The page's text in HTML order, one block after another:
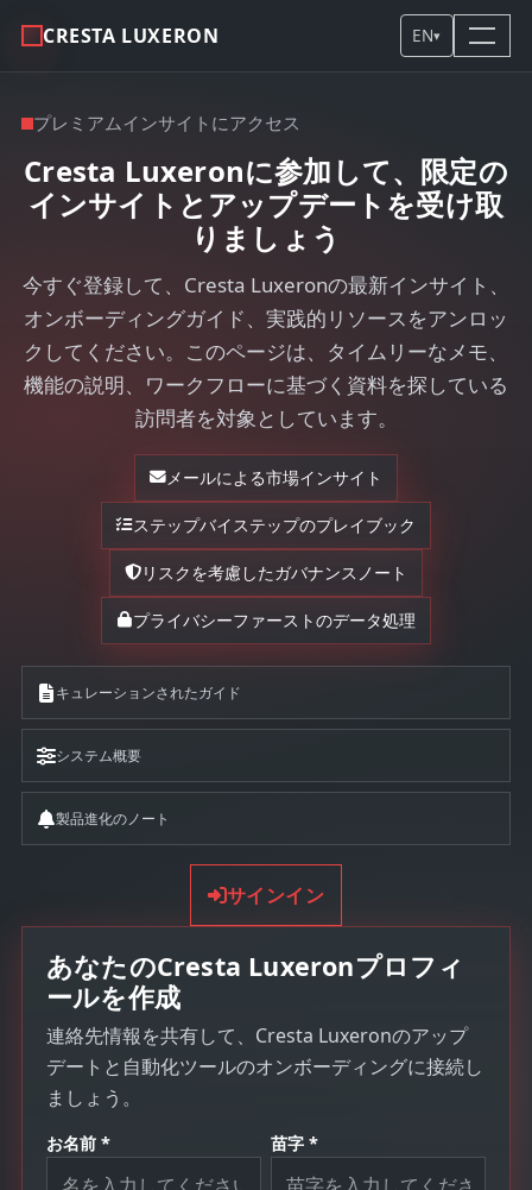
CRESTA LUXERON EN▾
プレミアムインサイトにアクセス
Cresta Luxeronに参加して、限定の
インサイトとアップデートを受け取
りましょう
今すぐ登録して、Cresta Luxeronの最新インサイト、
オンボーディングガイド、実践的リソースをアンロッ
クしてください。このページは、タイムリーなメモ、
機能の説明、ワークフローに基づく資料を探している
訪問者を対象としています。
メールによる市場インサイト
ステップバイステップのプレイブック
リスクを考慮したガバナンスノート
プライバシーファーストのデータ処理
キュレーションされたガイド
システム概要
製品進化のノート
サインイン
あなたのCresta Luxeronプロフィ
ールを作成
連絡先情報を共有して、Cresta Luxeronのアップ
デートと自動化ツールのオンボーディングに接続し
ましょう。
お名前 * 苗字 *